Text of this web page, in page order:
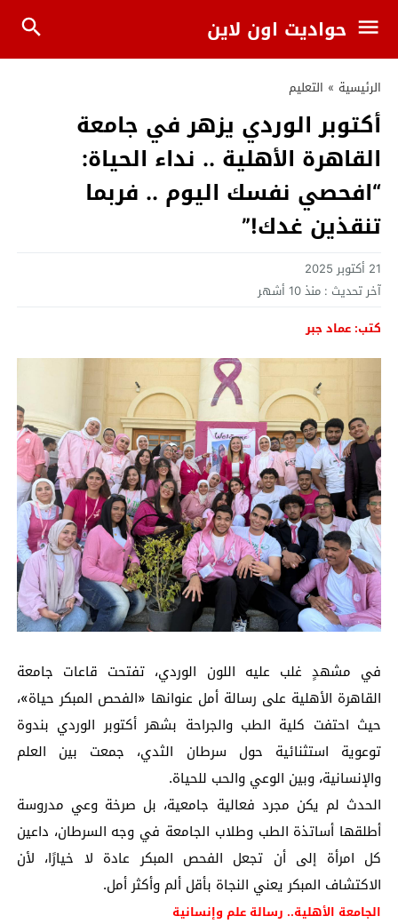
حواديت اون لاين
الرئيسية » التعليم
أكتوبر الوردي يزهر في جامعة
القاهرة الأهلية .. نداء الحياة:
“افحصي نفسك اليوم .. فربما
تنقذين غدك!”
21 أكتوبر 2025
آخر تحديث : منذ 10 أشهر
كتب: عماد جبر
في مشهدٍ غلب عليه اللون الوردي، تفتحت قاعات جامعة
القاهرة الأهلية على رسالة أمل عنوانها «الفحص المبكر حياة»،
حيث احتفت كلية الطب والجراحة بشهر أكتوبر الوردي بندوة
توعوية استثنائية حول سرطان الثدي، جمعت بين العلم
والإنسانية، وبين الوعي والحب للحياة.
الحدث لم يكن مجرد فعالية جامعية، بل صرخة وعي مدروسة
أطلقها أساتذة الطب وطلاب الجامعة في وجه السرطان، داعين
كل امرأة إلى أن تجعل الفحص المبكر عادة لا خيارًا، لأن
الاكتشاف المبكر يعني النجاة بأقل ألم وأكثر أمل.
الجامعة الأهلية.. رسالة علم وإنسانية